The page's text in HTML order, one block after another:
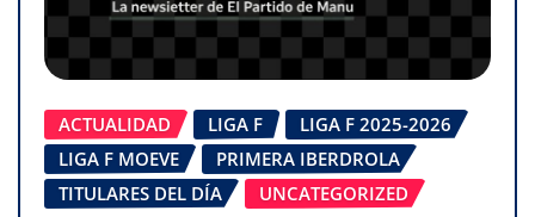
ACTUALIDAD LIGA F
LIGA F 2025-2026
LIGA F MOEVE
PRIMERA IBERDROLA
TITULARES DEL DÍA
UNCATEGORIZED